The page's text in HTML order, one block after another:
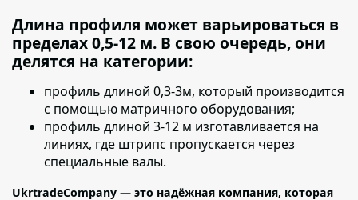
Длина профиля может варьироваться в
пределах 0,5-12 м. В свою очередь, они
делятся на категории:
профиль длиной 0,3-3м, который производится
с помощью матричного оборудования;
профиль длиной 3-12 м изготавливается на
линиях, где штрипс пропускается через
специальные валы.
UkrtradeCompany — это надёжная компания, которая